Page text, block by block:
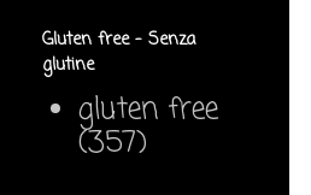
Gluten free - Senza
glutine
gluten free
(357)